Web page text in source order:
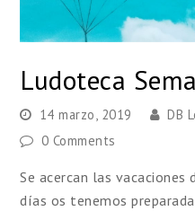
Ludoteca
14 marzo, 2019 DB
0 Comments
Se acercan las vacaciones
días os tenemos